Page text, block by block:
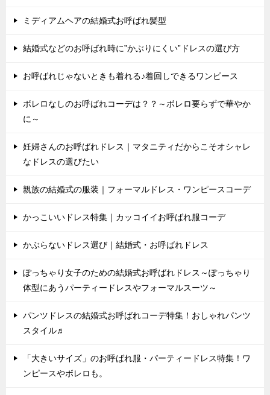
ミディアムヘアの結婚式お呼ばれ髪型
結婚式などのお呼ばれ時に”かぶりにくい”ドレスの選び方
お呼ばれじゃないときも着れる♪着回しできるワンピース
ボレロなしのお呼ばれコーデは？？～ボレロ要らずで華やか
に～
妊婦さんのお呼ばれドレス｜マタニティだからこそオシャレ
なドレスの選びたい
親族の結婚式の服装｜フォーマルドレス・ワンピースコーデ
かっこいいドレス特集｜カッコイイお呼ばれ服コーデ
かぶらないドレス選び｜結婚式・お呼ばれドレス
ぽっちゃり女子のための結婚式お呼ばれドレス～ぽっちゃり
体型にあうパーティードレスやフォーマルスーツ～
パンツドレスの結婚式お呼ばれコーデ特集！おしゃれパンツ
スタイル♬
「大きいサイズ」のお呼ばれ服・パーティードレス特集！ワ
ンピースやボレロも。